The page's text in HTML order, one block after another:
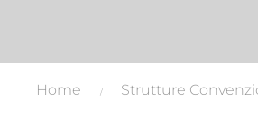
Home Strutture